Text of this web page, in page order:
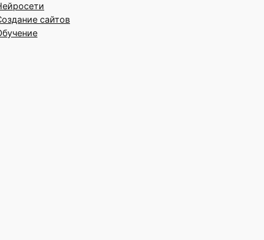
сайтов